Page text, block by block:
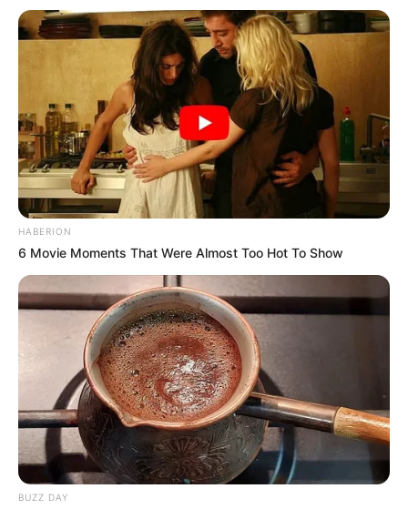
HABERION
6 Movie Moments That Were Almost Too Hot To Show
BUZZ DAY